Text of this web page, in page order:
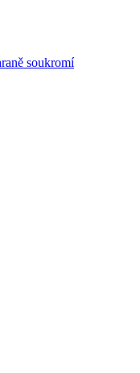
soukromí